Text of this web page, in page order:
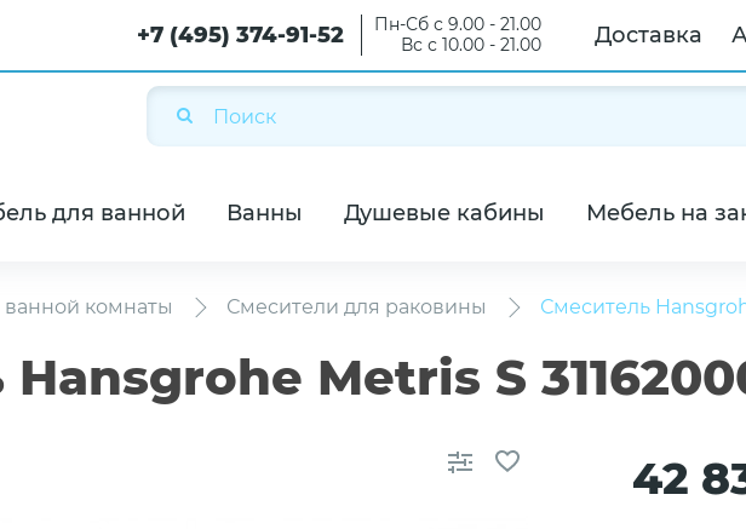
+7 (495) 374-91-52
Пн-Сб с 9.00 - 21.00
Вс с 10.00 - 21.00
Доставка
для ванной Ванны Душевые кабины Мебель на
комнаты Смесители для раковины Смеситель
Metris S
42